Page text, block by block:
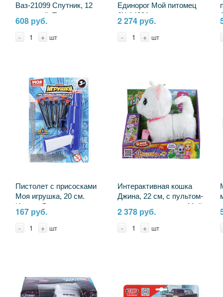
Ваз-21099 Спутник, 12
см, синий, Технопарк
21099-12-BU (72)
608 руб.
- + шт
Единорог Мой питомец
JX-14291
2 274 руб.
- + шт
Пистолет с присосками
Моя игрушка, 20 см.
Играем Вместе
B2957909-R
167 руб.
- + шт
Интерактивная кошка
Джина, 22 см, с пультом-
поводком, озвучена Мой
питомец JX-14226B (10)
2 378 руб.
- + шт